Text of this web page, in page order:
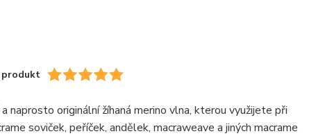
a naprosto originální žíhaná merino vlna, kterou využijete při
soviček, peříček, andělek, macraweave a jiných macrame